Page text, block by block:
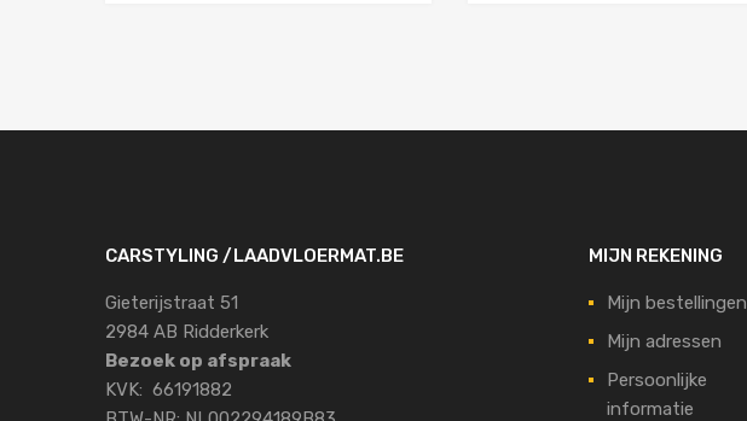
CARSTYLING /LAADVLOERMAT.BE
Gieterijstraat 51
2984 AB Ridderkerk
Bezoek op afspraak
KVK: 66191882
MIJN REKENING
Mijn bestellingen
Mijn adressen
Persoonlijke
informatie